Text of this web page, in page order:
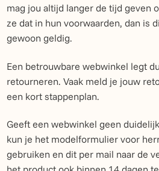
mag jou altijd langer de tijd geven
ze dat in hun voorwaarden, dan is
gewoon geldig.
Een betrouwbare webwinkel legt
retourneren. Vaak meld je jouw
een kort stappenplan.
Geeft een webwinkel geen
kun je het modelformulier voor
gebruiken en dit per mail naar de